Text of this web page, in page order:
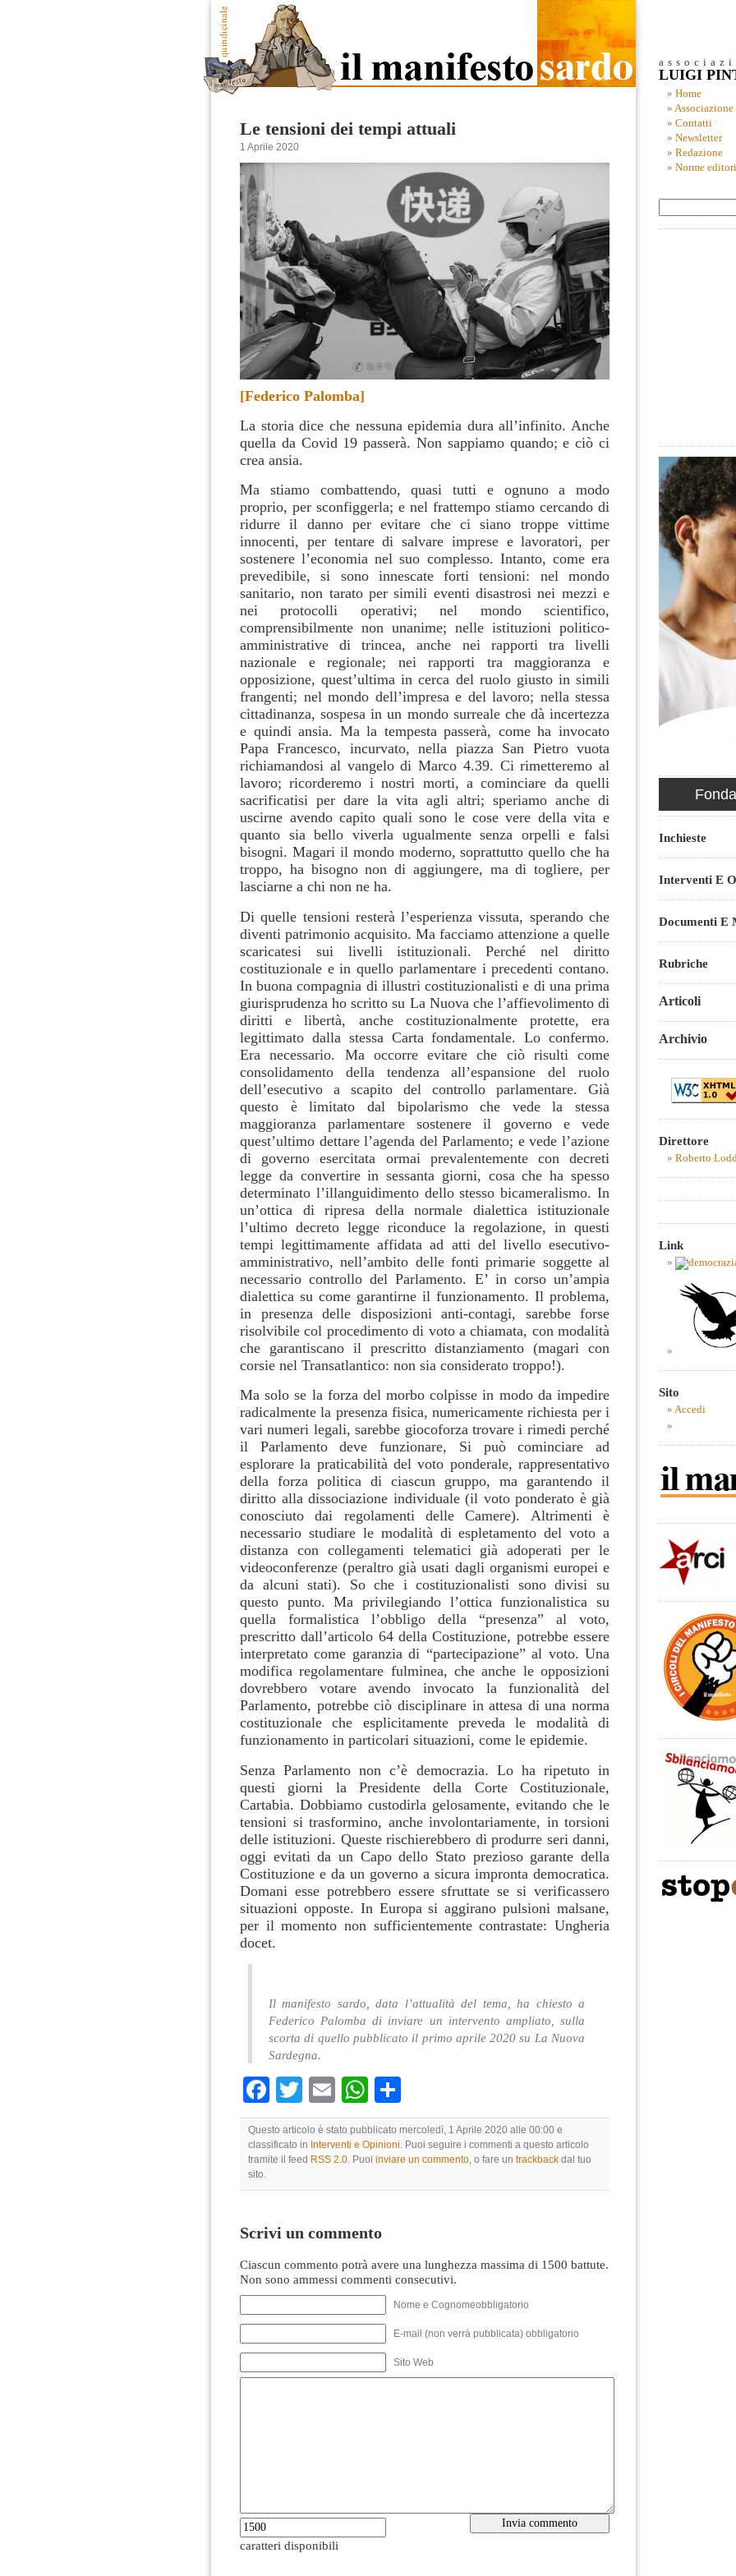
Le tensioni dei tempi attuali
1 Aprile 2020
[Federico Palomba]
La storia dice che nessuna epidemia dura all’infinito. Anche
quella da Covid 19 passerà. Non sappiamo quando; e ciò ci
crea ansia.
Ma stiamo combattendo, quasi tutti e ognuno a modo
proprio, per sconfiggerla; e nel frattempo stiamo cercando di
ridurre il danno per evitare che ci siano troppe vittime
innocenti, per tentare di salvare imprese e lavoratori, per
sostenere l’economia nel suo complesso. Intanto, come era
prevedibile, si sono innescate forti tensioni: nel mondo
sanitario, non tarato per simili eventi disastrosi nei mezzi e
nei protocolli operativi; nel mondo scientifico,
comprensibilmente non unanime; nelle istituzioni politico-
amministrative di trincea, anche nei rapporti tra livelli
nazionale e regionale; nei rapporti tra maggioranza e
opposizione, quest’ultima in cerca del ruolo giusto in simili
frangenti; nel mondo dell’impresa e del lavoro; nella stessa
cittadinanza, sospesa in un mondo surreale che dà incertezza
e quindi ansia. Ma la tempesta passerà, come ha invocato
Papa Francesco, incurvato, nella piazza San Pietro vuota
richiamandosi al vangelo di Marco 4.39. Ci rimetteremo al
lavoro; ricorderemo i nostri morti, a cominciare da quelli
sacrificatisi per dare la vita agli altri; speriamo anche di
uscirne avendo capito quali sono le cose vere della vita e
quanto sia bello viverla ugualmente senza orpelli e falsi
bisogni. Magari il mondo moderno, soprattutto quello che ha
troppo, ha bisogno non di aggiungere, ma di togliere, per
lasciarne a chi non ne ha.
Di quelle tensioni resterà l’esperienza vissuta, sperando che
diventi patrimonio acquisito. Ma facciamo attenzione a quelle
scaricatesi sui livelli istituzionali. Perché nel diritto
costituzionale e in quello parlamentare i precedenti contano.
In buona compagnia di illustri costituzionalisti e di una prima
giurisprudenza ho scritto su La Nuova che l’affievolimento di
diritti e libertà, anche costituzionalmente protette, era
legittimato dalla stessa Carta fondamentale. Lo confermo.
Era necessario. Ma occorre evitare che ciò risulti come
consolidamento della tendenza all’espansione del ruolo
dell’esecutivo a scapito del controllo parlamentare. Già
questo è limitato dal bipolarismo che vede la stessa
maggioranza parlamentare sostenere il governo e vede
quest’ultimo dettare l’agenda del Parlamento; e vede l’azione
di governo esercitata ormai prevalentemente con decreti
legge da convertire in sessanta giorni, cosa che ha spesso
determinato l’illanguidimento dello stesso bicameralismo. In
un’ottica di ripresa della normale dialettica istituzionale
l’ultimo decreto legge riconduce la regolazione, in questi
tempi legittimamente affidata ad atti del livello esecutivo-
amministrativo, nell’ambito delle fonti primarie soggette al
necessario controllo del Parlamento. E’ in corso un’ampia
dialettica su come garantirne il funzionamento. Il problema,
in presenza delle disposizioni anti-contagi, sarebbe forse
risolvibile col procedimento di voto a chiamata, con modalità
che garantiscano il prescritto distanziamento (magari con
corsie nel Transatlantico: non sia considerato troppo!).
Ma solo se la forza del morbo colpisse in modo da impedire
radicalmente la presenza fisica, numericamente richiesta per i
vari numeri legali, sarebbe giocoforza trovare i rimedi perché
il Parlamento deve funzionare, Si può cominciare ad
esplorare la praticabilità del voto ponderale, rappresentativo
della forza politica di ciascun gruppo, ma garantendo il
diritto alla dissociazione individuale (il voto ponderato è già
conosciuto dai regolamenti delle Camere). Altrimenti è
necessario studiare le modalità di espletamento del voto a
distanza con collegamenti telematici già adoperati per le
videoconferenze (peraltro già usati dagli organismi europei e
da alcuni stati). So che i costituzionalisti sono divisi su
questo punto. Ma privilegiando l’ottica funzionalistica su
quella formalistica l’obbligo della “presenza” al voto,
prescritto dall’articolo 64 della Costituzione, potrebbe essere
interpretato come garanzia di “partecipazione” al voto. Una
modifica regolamentare fulminea, che anche le opposizioni
dovrebbero votare avendo invocato la funzionalità del
Parlamento, potrebbe ciò disciplinare in attesa di una norma
costituzionale che esplicitamente preveda le modalità di
funzionamento in particolari situazioni, come le epidemie.
Senza Parlamento non c’è democrazia. Lo ha ripetuto in
questi giorni la Presidente della Corte Costituzionale,
Cartabia. Dobbiamo custodirla gelosamente, evitando che le
tensioni si trasformino, anche involontariamente, in torsioni
delle istituzioni. Queste rischierebbero di produrre seri danni,
oggi evitati da un Capo dello Stato prezioso garante della
Costituzione e da un governo a sicura impronta democratica.
Domani esse potrebbero essere sfruttate se si verificassero
situazioni opposte. In Europa si aggirano pulsioni malsane,
per il momento non sufficientemente contrastate: Ungheria
docet.
Il manifesto sardo, data l’attualità del tema, ha chiesto a
Federico Palomba di inviare un intervento ampliato, sulla
scorta di quello pubblicato il primo aprile 2020 su La Nuova
Sardegna.
Facebook
TwitterEmailWhatsApp
Questo articolo è stato pubblicato mercoledì, 1 Aprile 2020 alle 00:00 e
classificato in Interventi e Opinioni . Puoi seguire i commenti a questo articolo
tramite il feed RSS 2.0 . Puoi inviare un commento , o fare un trackback dal tuo
sito.
Scrivi un commento
Ciascun commento potrà avere una lunghezza massima di 1500 battute.
Non sono ammessi commenti consecutivi.
Nome e Cognomeobbligatorio
E-mail (non verrà pubblicata) obbligatorio
Sito Web
caratteri disponibili
LUIGI
Home
Associazione
Contatti
Newsletter
Redazione
Norme
Inchieste
Interventi E
Documenti E
Rubriche
Articoli
Archivio
Direttore
Roberto
Link
Sito
Accedi